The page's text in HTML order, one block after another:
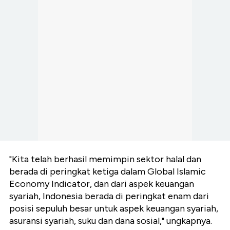
"Kita telah berhasil memimpin sektor halal dan
berada di peringkat ketiga dalam Global Islamic
Economy Indicator, dan dari aspek keuangan
syariah, Indonesia berada di peringkat enam dari
posisi sepuluh besar untuk aspek keuangan syariah,
asuransi syariah, suku dan dana sosial," ungkapnya.